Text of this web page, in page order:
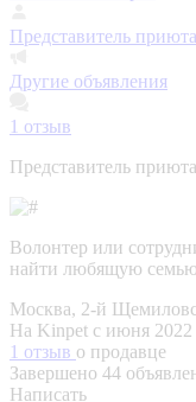
Представитель приюта
Другие объявления
1 отзыв
Представитель приюта
Волонтер или
найти любящую
Москва, 2-й
На Kinpet c июня 2022
1 отзыв о продавце
Завершено 44
Написать